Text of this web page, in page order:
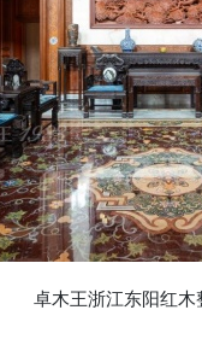
卓木王浙江东阳红木